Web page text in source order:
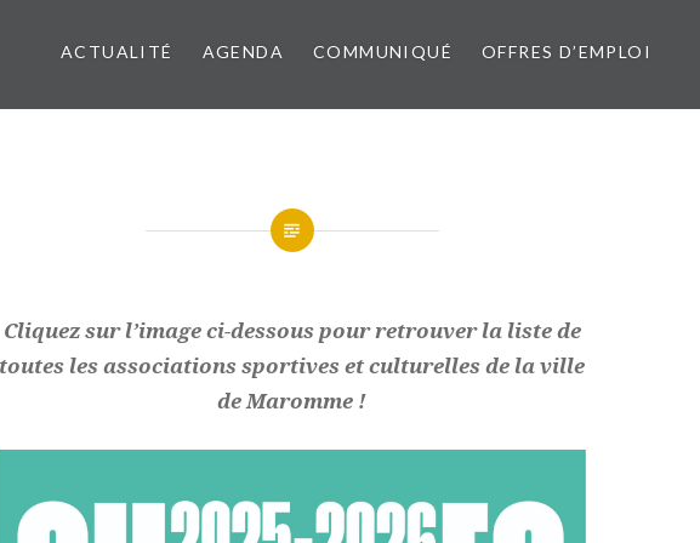
ACTUALITÉ AGENDA COMMUNIQUÉ OFFRES D’EMPLOI
Cliquez sur l’image ci-dessous pour retrouver la liste de
toutes les associations sportives et culturelles de la ville
de Maromme !